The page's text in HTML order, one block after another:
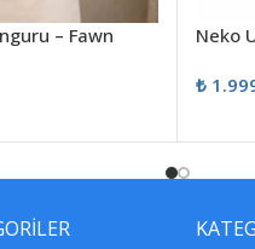
– Fawn Neko
₺